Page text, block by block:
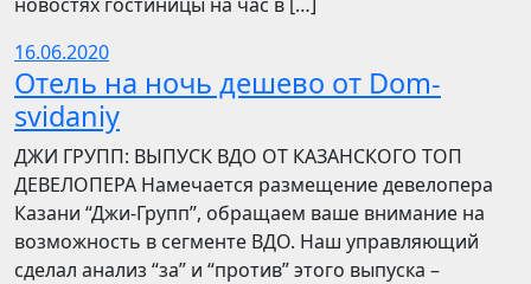
16.06.2020
Отель на ночь дешево от Dom-
svidaniy
​​ДЖИ ГРУПП: ВЫПУСК ВДО ОТ КАЗАНСКОГО ТОП
ДЕВЕЛОПЕРА Намечается размещение девелопера
Казани “Джи-Групп”, обращаем ваше внимание на
возможность в сегменте ВДО. Наш управляющий
сделал анализ “за” и “против” этого выпуска –